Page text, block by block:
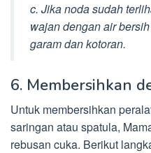
c. Jika noda sudah
wajan dengan air
garam dan kotoran.
6. Membersihkan
Untuk membersihkan
saringan atau spatula,
rebusan cuka. Berikut